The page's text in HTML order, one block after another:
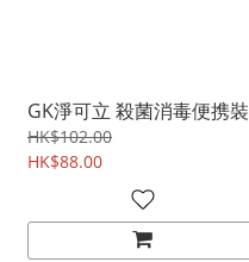
GK淨可立 殺菌消毒便携裝
HK$102.00
HK$88.00